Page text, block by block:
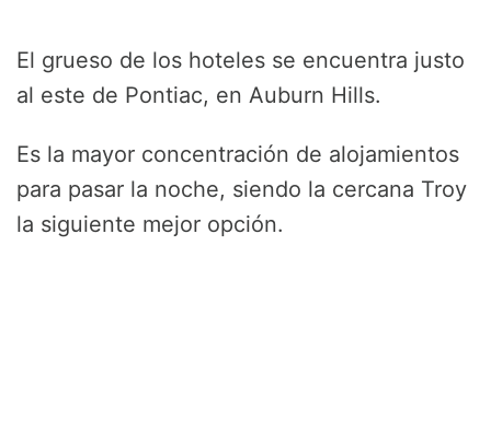
El grueso de los hoteles se encuentra justo
al este de Pontiac, en Auburn Hills.
Es la mayor concentración de alojamientos
para pasar la noche, siendo la cercana Troy
la siguiente mejor opción.